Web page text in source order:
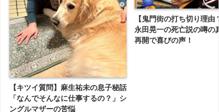
【キツイ質問】麻生祐未の息子秘話
「なんでそんなに仕事するの？」シ
ングルマザーの苦悩
【鬼門街の打ち切り理由
永田晃一の死亡説の噂の
再開で喜びの声！